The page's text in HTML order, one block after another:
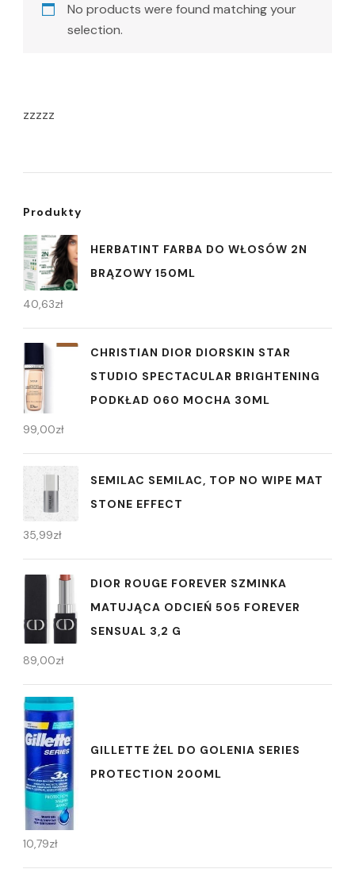
No products were found matching your
selection.
zzzzz
Produkty
HERBATINT FARBA DO WŁOSÓW 2N
BRĄZOWY 150ML
40,63zł
CHRISTIAN DIOR DIORSKIN STAR
STUDIO SPECTACULAR BRIGHTENING
PODKŁAD 060 MOCHA 30ML
99,00zł
SEMILAC SEMILAC, TOP NO WIPE MAT
STONE EFFECT
35,99zł
DIOR ROUGE FOREVER SZMINKA
MATUJĄCA ODCIEŃ 505 FOREVER
SENSUAL 3,2 G
89,00zł
GILLETTE ŻEL DO GOLENIA SERIES
PROTECTION 200ML
10,79zł